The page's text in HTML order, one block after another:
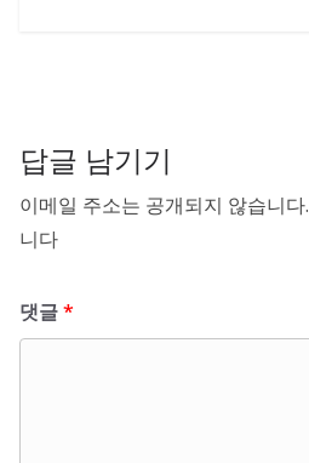
답글 남기기
이메일 주소는 공개되지 않습니다.
니다
댓글*